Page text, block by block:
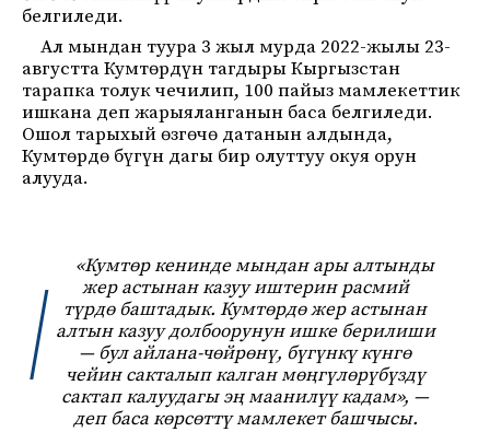
белгиледи.
Ал мындан туура 3 жыл мурда 2022-жылы 23-
августта Кумтөрдүн тагдыры Кыргызстан
тарапка толук чечилип, 100 пайыз мамлекеттик
ишкана деп жарыяланганын баса белгиледи.
Ошол тарыхый өзгөчө датанын алдында,
Кумтөрдө бүгүн дагы бир олуттуу окуя орун
алууда.
«Кумтөр кенинде мындан ары алтынды
жер астынан казуу иштерин расмий
түрдө баштадык. Кумтөрдө жер астынан
алтын казуу долбоорунун ишке берилиши
— бул айлана-чөйрөнү, бүгүнкү күнгө
чейин сакталып калган мөңгүлөрүбүздү
сактап калуудагы эң маанилүү кадам», —
деп баса көрсөттү мамлекет башчысы.